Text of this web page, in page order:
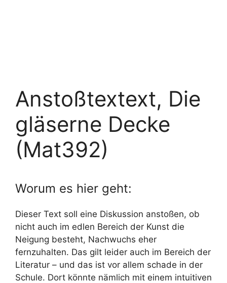
Anstoßtextext, Die
gläserne Decke
(Mat392)
Worum es hier geht:
Dieser Text soll eine Diskussion anstoßen, ob
nicht auch im edlen Bereich der Kunst die
Neigung besteht, Nachwuchs eher
fernzuhalten. Das gilt leider auch im Bereich der
Literatur – und das ist vor allem schade in der
Schule. Dort könnte nämlich mit einem intuitiven